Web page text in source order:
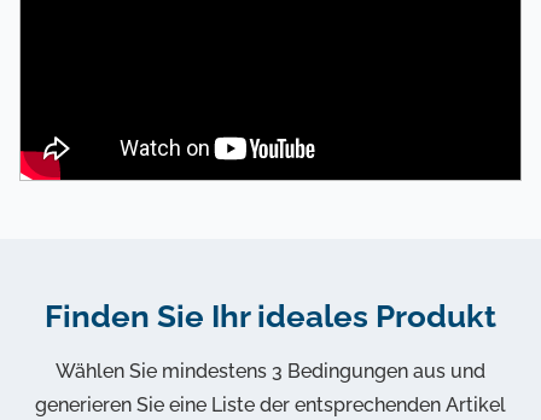
Finden Sie Ihr ideales Produkt
Wählen Sie mindestens 3 Bedingungen aus und
generieren Sie eine Liste der entsprechenden Artikel